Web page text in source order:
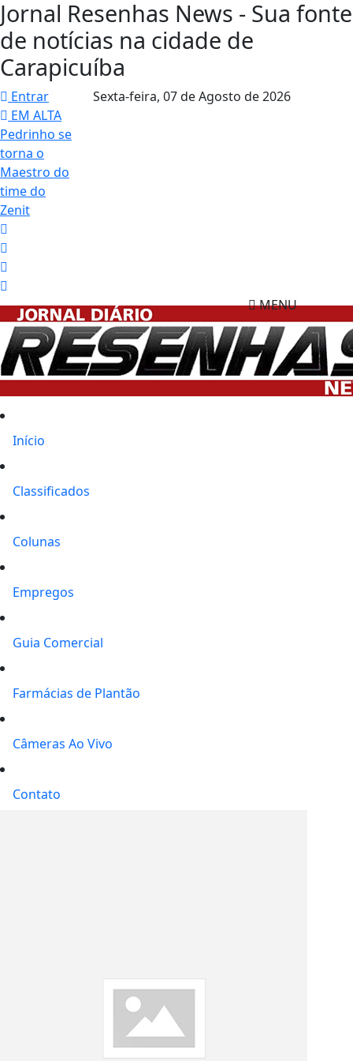
Jornal Resenhas News - Sua fonte
de notícias na cidade de
Carapicuíba
Entrar
EM ALTA
Pedrinho se
torna o
Maestro do
time do
Zenit
Sexta-feira, 07 de Agosto de 2026
MENU
Início
Classificados
Colunas
Empregos
Guia Comercial
Farmácias de Plantão
Câmeras Ao Vivo
Contato